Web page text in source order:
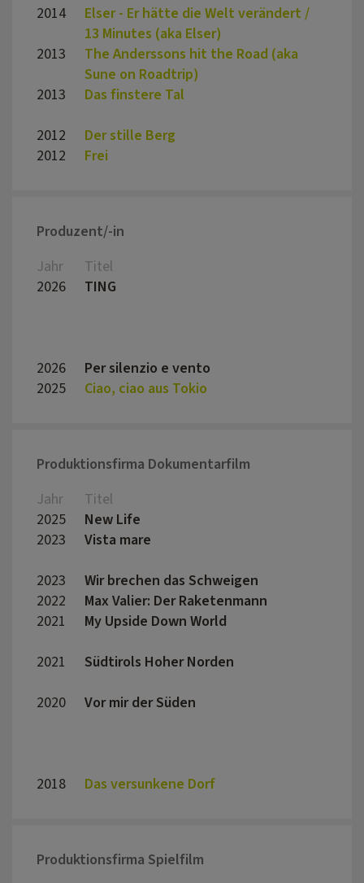
2014
Elser - Er hätte die Welt verändert /
13 Minutes (aka Elser)
2013
The Anderssons hit the Road (aka
Sune on Roadtrip)
2013
Das finstere Tal
2012
Der stille Berg
2012
Frei
Produzent/-in
Jahr
Titel
2026
TING
2026 Per silenzio e vento
2025
Ciao, ciao aus Tokio
Produktionsfirma Dokumentarfilm
Jahr
Titel
2025
New Life
2023
Vista mare
2023
Wir brechen das Schweigen
2022
Max Valier: Der Raketenmann
2021
My Upside Down World
2021
Südtirols Hoher Norden
2020
Vor mir der Süden
2018 Das versunkene Dorf
Produktionsfirma Spielfilm